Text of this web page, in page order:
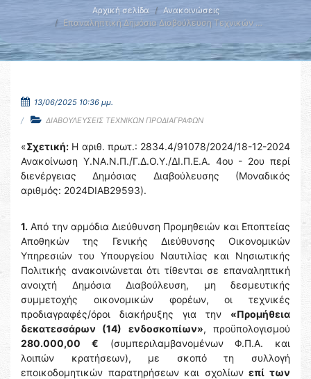
Αρχική σελίδα
Ανακοινώσεις
Eπαναληπτική Δημόσια Διαβούλευση Τεχνικών …
13/06/2025 10:36 μμ.
ΔΙΑΒΟΥΛΕΥΣΕΙΣ ΤΕΧΝΙΚΩΝ ΠΡΟΔΙΑΓΡΑΦΩΝ
«Σχετική: Η αριθ. πρωτ.: 2834.4/91078/2024/18-12-2024
Ανακοίνωση Υ.ΝΑ.Ν.Π./Γ.Δ.Ο.Υ./ΔΙ.Π.Ε.Α. 4ου - 2ου περί
διενέργειας Δημόσιας Διαβούλευσης (Μοναδικός
αριθμός: 2024DIAB29593).
1. Από την αρμόδια Διεύθυνση Προμηθειών και Εποπτείας
Αποθηκών της Γενικής Διεύθυνσης Οικονομικών
Υπηρεσιών του Υπουργείου Ναυτιλίας και Νησιωτικής
Πολιτικής ανακοινώνεται ότι τίθενται σε επαναληπτική
ανοιχτή Δημόσια Διαβούλευση, μη δεσμευτικής
συμμετοχής οικονομικών φορέων, οι τεχνικές
προδιαγραφές/όροι διακήρυξης για την «Προμήθεια
δεκατεσσάρων (14) ενδοσκοπίων», προϋπολογισμού
280.000,00 € (συμπεριλαμβανομένων Φ.Π.Α. και
λοιπών κρατήσεων), με σκοπό τη συλλογή
εποικοδομητικών παρατηρήσεων και σχολίωνεπί των